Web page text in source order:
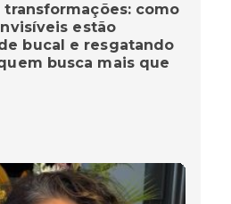
transformações: como
estão
bucal e resgatando
busca mais que